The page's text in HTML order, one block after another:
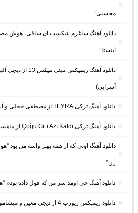
محسنی”
دانلود آهنگ ساغرم شکست ای ساقی “هوش
اینستا”
دانلود آهنگ ریمیکس
آسرایی)
دانلود آهنگ ترکی TEYRA از مصطفی ججلی و آسمیناتا
دانلود آهنگ ترکی Çoğu Gitti Azı Kaldı از ماهسون ترکی
دانلود آهنگ اونی که از همه بهتر واسه من بود
زن”
دانلود آهنگ چی اومد سر من که قول داده
دانلود ریمیکس ریورب 4 از دیجی معین و میشاموزیکز “طولانی احساسی”